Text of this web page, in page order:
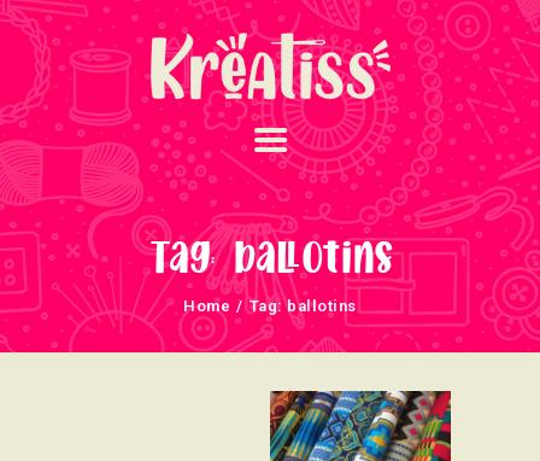
Tag: ballotins
Home Tag: ballotins
ACCUEIL
NOS UNIVERS
ARRIVAGES
ATELIERS ET
ÉVÈNEMENTS
INFOS ÉVÈNEMENTS
NEWSLETTERS